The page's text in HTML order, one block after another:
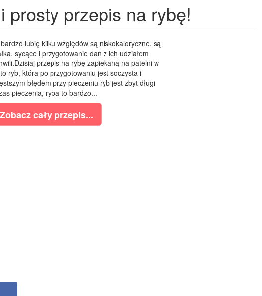
prosty przepis na rybę!
lubię kilku względów są niskokaloryczne, są
sycące i przygotowanie dań z ich udziałem
przepis na rybę zapiekaną na patelni w
ryb, która po przygotowaniu jest soczysta i
błędem przy pieczeniu ryb jest zbyt długi
pieczenia, ryba to bardzo...
Zobacz cały przepis...